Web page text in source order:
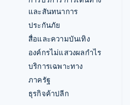
และสันทนาการ
ประกันภัย
สื่อและความบันเทิง
องค์กรไม่แสวงผลกำไร
บริการเฉพาะทาง
ภาครัฐ
ธุรกิจค้าปลีก